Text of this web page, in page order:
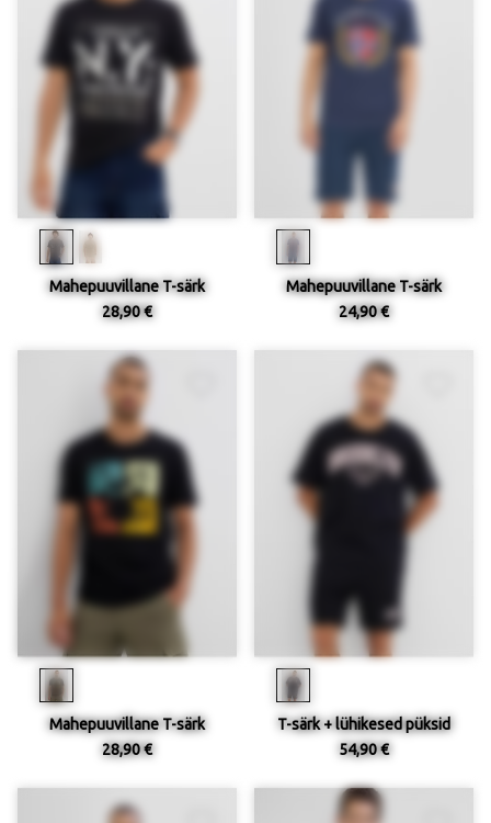
Mahepuuvillane T-särk
28,90 €
Mahepuuvillane T-särk
24,90 €
Mahepuuvillane T-särk
28,90 €
T-särk + lühikesed püksid
54,90 €